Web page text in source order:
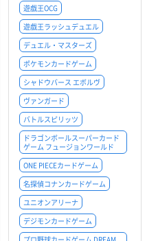
遊戯王OCG
遊戯王ラッシュデュエル
デュエル・マスターズ
ポケモンカードゲーム
シャドウバース エボルヴ
ヴァンガード
バトルスピリッツ
ドラゴンボールスーパーカード
ゲーム フュージョンワールド
ONE PIECEカードゲーム
名探偵コナンカードゲーム
ユニオンアリーナ
デジモンカードゲーム